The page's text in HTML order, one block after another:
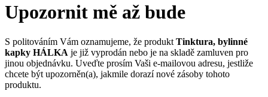
Upozornit mě až bude
S politováním Vám oznamujeme, že produkt Tinktura, bylinné
kapky HÁLKA je již vyprodán nebo je na skladě zamluven pro
jinou objednávku. Uveďte prosím Vaši e-mailovou adresu, jestliže
chcete být upozorněn(a), jakmile dorazí nové zásoby tohoto
produktu.